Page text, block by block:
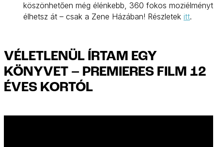
köszönhetően még élénkebb, 360 fokos moziélményt
élhetsz át – csak a Zene Házában! Részletek itt.
VÉLETLENÜL ÍRTAM EGY
KÖNYVET – PREMIERES FILM 12
ÉVES KORTÓL